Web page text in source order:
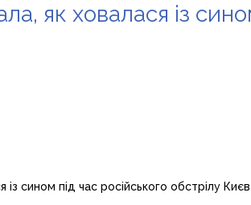
як ховалася із